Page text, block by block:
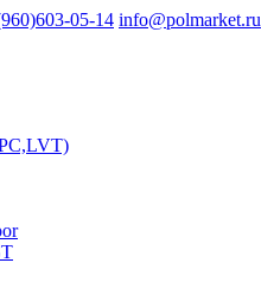
05-14 info@polmarket.ru